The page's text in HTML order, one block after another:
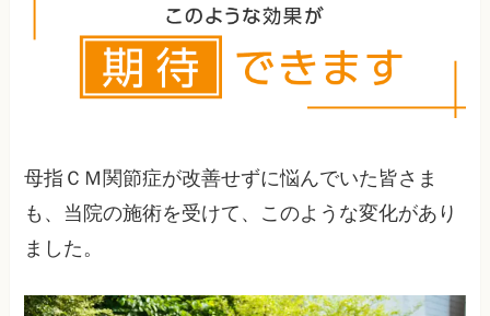
母指ＣＭ関節症が改善せずに悩んでいた皆さま
も、当院の施術を受けて、このような変化があり
ました。